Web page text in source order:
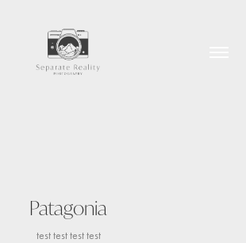
Patagonia
test test test test